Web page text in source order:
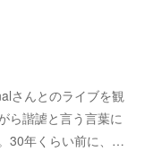
さんとのライブを観
ら諧謔と言う言葉に
30年くらい前に、…